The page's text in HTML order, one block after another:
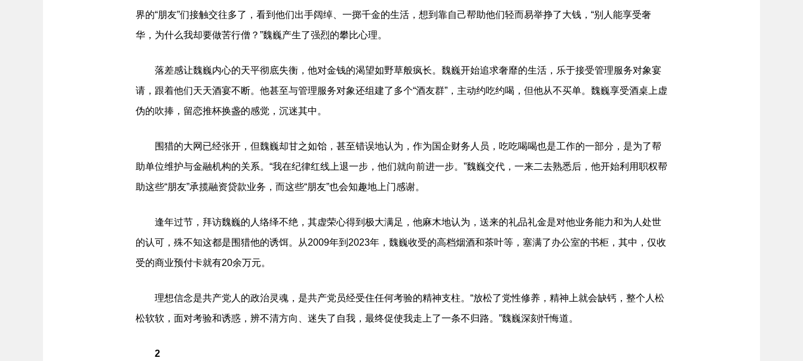
界的“朋友”们接触交往多了，看到他们出手阔绰、一掷千金的生活，想到靠自己帮助他们轻而易举挣了大钱，“别人能享受奢
华，为什么我却要做苦行僧？”魏巍产生了强烈的攀比心理。
落差感让魏巍内心的天平彻底失衡，他对金钱的渴望如野草般疯长。魏巍开始追求奢靡的生活，乐于接受管理服务对象宴
请，跟着他们天天酒宴不断。他甚至与管理服务对象还组建了多个“酒友群”，主动约吃约喝，但他从不买单。魏巍享受酒桌上虚
伪的吹捧，留恋推杯换盏的感觉，沉迷其中。
围猎的大网已经张开，但魏巍却甘之如饴，甚至错误地认为，作为国企财务人员，吃吃喝喝也是工作的一部分，是为了帮
助单位维护与金融机构的关系。“我在纪律红线上退一步，他们就向前进一步。”魏巍交代，一来二去熟悉后，他开始利用职权帮
助这些“朋友”承揽融资贷款业务，而这些“朋友”也会知趣地上门感谢。
逢年过节，拜访魏巍的人络绎不绝，其虚荣心得到极大满足，他麻木地认为，送来的礼品礼金是对他业务能力和为人处世
的认可，殊不知这都是围猎他的诱饵。从2009年到2023年，魏巍收受的高档烟酒和茶叶等，塞满了办公室的书柜，其中，仅收
受的商业预付卡就有20余万元。
理想信念是共产党人的政治灵魂，是共产党员经受住任何考验的精神支柱。“放松了党性修养，精神上就会缺钙，整个人松
松软软，面对考验和诱惑，辨不清方向、迷失了自我，最终促使我走上了一条不归路。”魏巍深刻忏悔道。
2